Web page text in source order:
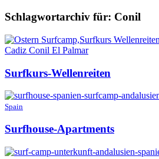
Schlagwortarchiv für: Conil
Surfkurs-Wellenreiten
Spain
Surfhouse-Apartments